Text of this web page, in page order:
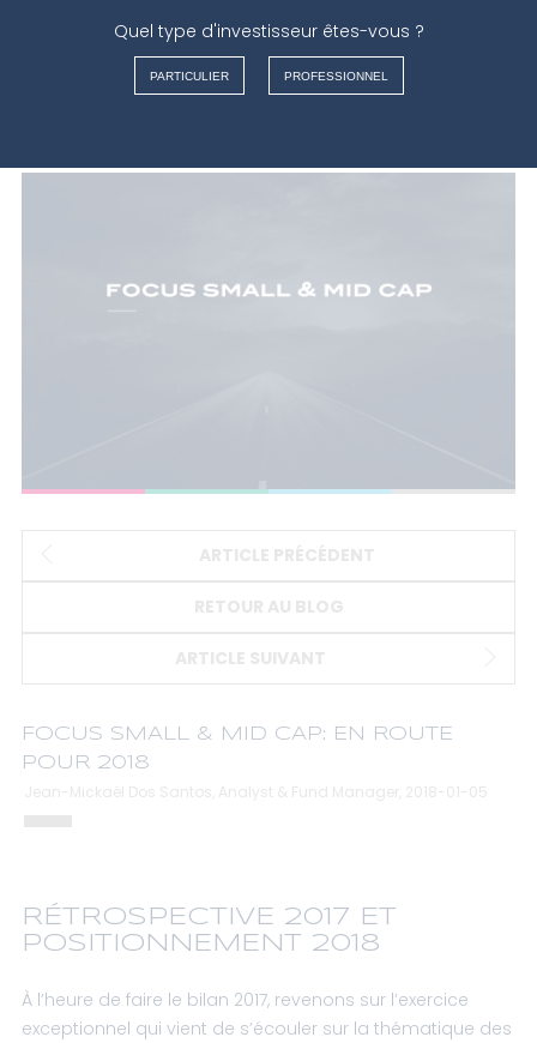
FOCUS SMALL & MID CAP: EN ROUTE
POUR 2018
RÉTROSPECTIVE 2017 ET
POSITIONNEMENT 2018
À l’heure de faire le bilan 2017, revenons sur l’exercice
exceptionnel qui vient de s’écouler sur la thématique des
Quel type d'investisseur êtes-vous ?
PARTICULIER PROFESSIONNEL